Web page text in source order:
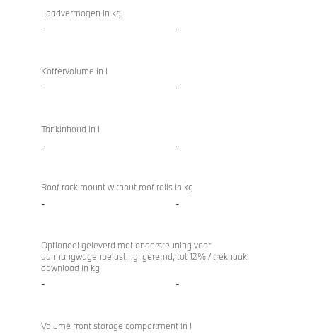
Laadvermogen in kg
- -
Koffervolume in l
- -
Tankinhoud in l
- -
Roof rack mount without roof rails in kg
- -
Optioneel geleverd met ondersteuning voor
aanhangwagenbelasting, geremd, tot 12% / trekhaak
download in kg
- -
Volume front storage compartment in l